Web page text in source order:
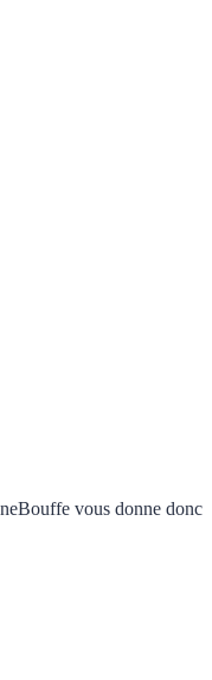
vous donne donc